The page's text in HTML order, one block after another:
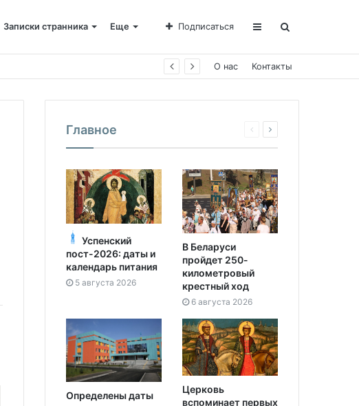
Записки странника Еще Подписаться
О нас Контакты
Главное
Успенский
пост-2026: даты и
календарь питания
5 августа 2026
В Беларуси
пройдет 250-
километровый
крестный ход
6 августа 2026
Определены даты
Церковь
вспоминает первых